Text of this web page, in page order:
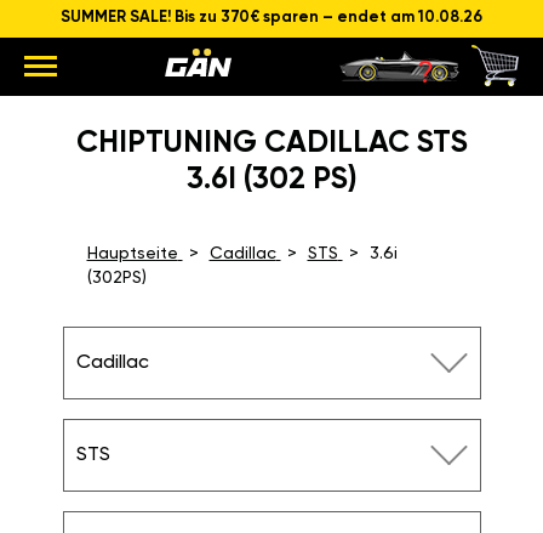
SUMMER SALE! Bis zu 370€ sparen – endet am 10.08.26
CHIPTUNING CADILLAC STS
3.6I (302 PS)
Hauptseite Cadillac STS
3.6i
(302PS)
Cadillac
STS